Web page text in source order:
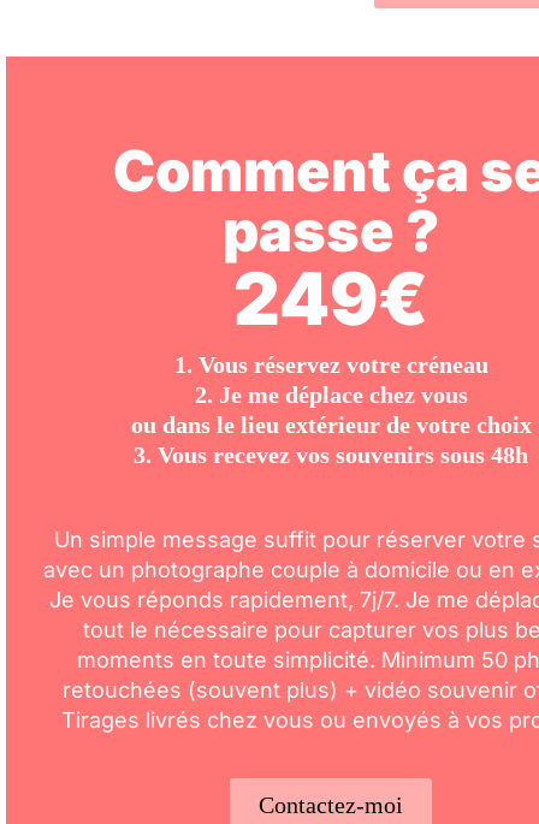
Comment ça
passe ?
249€
1. Vous réservez votre créneau
2. Je me déplace chez vous
ou dans le lieu extérieur de votre choix
3. Vous recevez vos souvenirs sous 48h
Un simple message suffit pour réserver votre
avec un photographe couple à domicile ou en
Je vous réponds rapidement, 7j/7. Je me
tout le nécessaire pour capturer vos plus
moments en toute simplicité. Minimum 50
retouchées (souvent plus) + vidéo souvenir
Tirages livrés chez vous ou envoyés à vos
Contactez-moi